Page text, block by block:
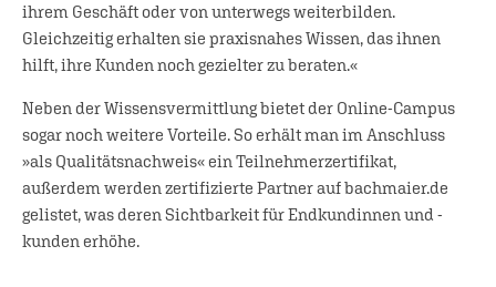
ihrem Geschäft oder von unterwegs weiterbilden.
Gleichzeitig erhalten sie praxisnahes Wissen, das ihnen
hilft, ihre Kunden noch gezielter zu beraten.«
Neben der Wissensvermittlung bietet der Online-Campus
sogar noch weitere Vorteile. So erhält man im Anschluss
»als Qualitätsnachweis« ein Teilnehmerzertifikat,
außerdem werden zertifizierte Partner auf bachmaier.de
gelistet, was deren Sichtbarkeit für Endkundinnen und -
kunden erhöhe.